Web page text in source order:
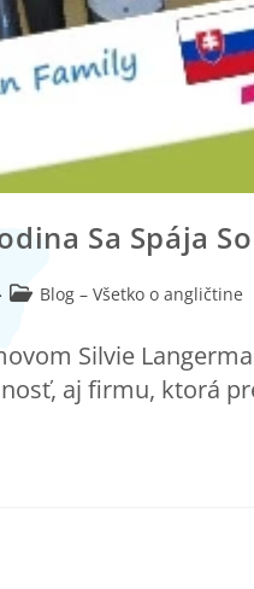
Sa Spája
Blog – Všetko o angličtine
Silvie
aj firmu, ktorá